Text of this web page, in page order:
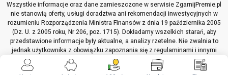
Wszystkie informacje oraz dane zamieszczone w serwisie ZgarnijPremie.pl
nie stanowią oferty, usługi doradztwa ani rekomendacji inwestycyjnych w
rozumieniu Rozporządzenia Ministra Finansów z dnia 19 października 2005
(Dz. U. z 2005 roku, Nr 206, poz. 1715). Dokładamy wszelkich starań, aby
przedstawione informacje były aktualne, a analizy rzetelne. Nie zwalnia to
jednak użytkownika z obowiązku zapoznania się z regulaminami i innymi
materiałami informacyjnymi, które dotyczą opisywanych produktów lub
usług, przed podjęciem jakichkolwiek decyzji z nimi związanych.